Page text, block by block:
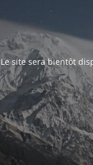
Le site sera bientôt